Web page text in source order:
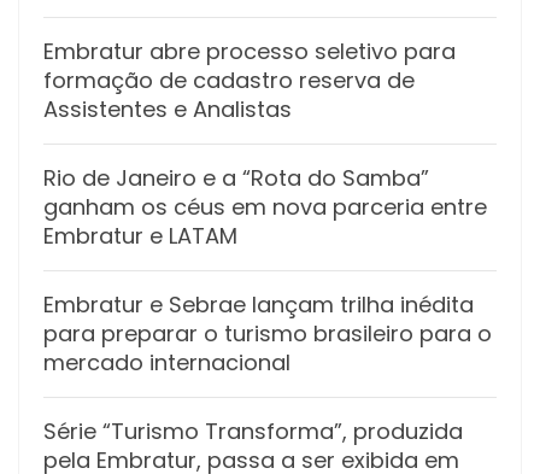
Embratur abre processo seletivo para
formação de cadastro reserva de
Assistentes e Analistas
Rio de Janeiro e a “Rota do Samba”
ganham os céus em nova parceria entre
Embratur e LATAM
Embratur e Sebrae lançam trilha inédita
para preparar o turismo brasileiro para o
mercado internacional
Série “Turismo Transforma”, produzida
pela Embratur, passa a ser exibida em